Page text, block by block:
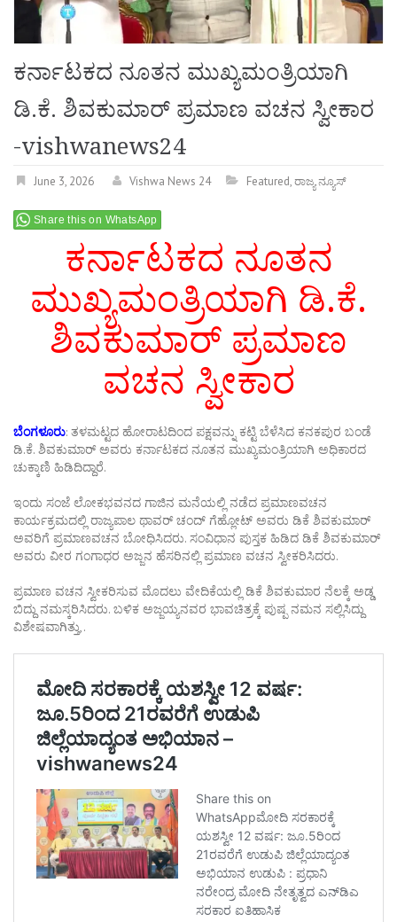
ಕರ್ನಾಟಕದ ನೂತನ ಮುಖ್ಯಮಂತ್ರಿಯಾಗಿ
ಡಿ.ಕೆ. ಶಿವಕುಮಾರ್ ಪ್ರಮಾಣ ವಚನ ಸ್ವೀಕಾರ
-vishwanews24
June 3, 2026 Vishwa News 24 Featured,ರಾಜ್ಯ ನ್ಯೂಸ್
Share this on WhatsApp
ಕರ್ನಾಟಕದ ನೂತನ
ಮುಖ್ಯಮಂತ್ರಿಯಾಗಿ ಡಿ.ಕೆ.
ಶಿವಕುಮಾರ್ ಪ್ರಮಾಣ
ವಚನ ಸ್ವೀಕಾರ
ಬೆಂಗಳೂರು: ತಳಮಟ್ಟದ ಹೋರಾಟದಿಂದ ಪಕ್ಷವನ್ನು ಕಟ್ಟಿ ಬೆಳೆಸಿದ ಕನಕಪುರ ಬಂಡೆ
ಡಿ.ಕೆ. ಶಿವಕುಮಾರ್ ಅವರು ಕರ್ನಾಟಕದ ನೂತನ ಮುಖ್ಯಮಂತ್ರಿಯಾಗಿ ಅಧಿಕಾರದ
ಚುಕ್ಕಾಣಿ ಹಿಡಿದಿದ್ದಾರೆ.
ಇಂದು ಸಂಜೆ ಲೋಕಭವನದ ಗಾಜಿನ ಮನೆಯಲ್ಲಿ ನಡೆದ ಪ್ರಮಾಣವಚನ
ಕಾರ್ಯಕ್ರಮದಲ್ಲಿ ರಾಜ್ಯಪಾಲ ಥಾವರ್‌ ಚಂದ್‌ ಗೆಹ್ಲೋಟ್‌ ಅವರು ಡಿಕೆ ಶಿವಕುಮಾರ್‌
ಅವರಿಗೆ ಪ್ರಮಾಣವಚನ ಬೋಧಿಸಿದರು. ಸಂವಿಧಾನ ಪುಸ್ತಕ ಹಿಡಿದ ಡಿಕೆ ಶಿವಕುಮಾರ್‌
ಅವರು ವೀರ ಗಂಗಾಧರ ಅಜ್ಜನ ಹೆಸರಿನಲ್ಲಿ ಪ್ರಮಾಣ ವಚನ ಸ್ವೀಕರಿಸಿದರು.
ಪ್ರಮಾಣ ವಚನ ಸ್ವೀಕರಿಸುವ ಮೊದಲು ವೇದಿಕೆಯಲ್ಲಿ ಡಿಕೆ ಶಿವಕುಮಾರ ನೆಲಕ್ಕೆ ಅಡ್ಡ
ಬಿದ್ದು ನಮಸ್ಕರಿಸಿದರು. ಬಳಿಕ ಅಜ್ಜಯ್ಯನವರ ಭಾವಚಿತ್ರಕ್ಕೆ ಪುಷ್ಪ ನಮನ ಸಲ್ಲಿಸಿದ್ದು
ವಿಶೇಷವಾಗಿತ್ತು,.